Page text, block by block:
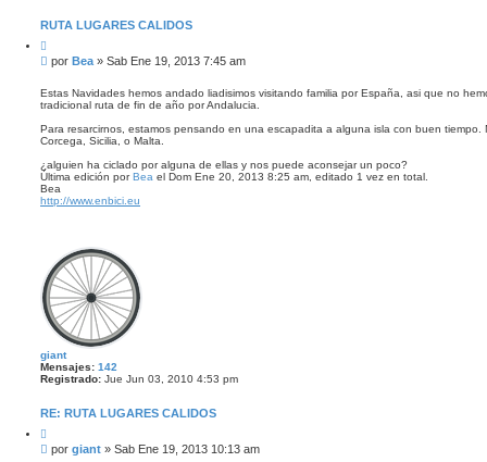
d
a
RUTA LUGARES CALIDOS
i
t
r
M
n
s
j
por Bea » Sab Ene 19, 2013 7:45 am
Estas Navidades hemos andado liadisimos visitando familia por España, asi que no
tradicional ruta de fin de año por Andalucia.
Para resarcirnos, estamos pensando en una escapadita a alguna isla con buen
Corcega, Sicilia, o Malta.
¿alguien ha ciclado por alguna de ellas y nos puede aconsejar un poco?
Última edición porBea el Dom Ene 20, 2013 8:25 am, editado 1 vez en total.
Bea
http://www.enbici.eu
giant
Mensajes: 142
Registrado: Jue Jun 03, 2010 4:53 pm
RE: RUTA LUGARES CALIDOS
i
t
M
por giant » Sab Ene 19, 2013 10:13 am